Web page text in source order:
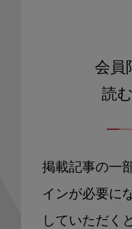
会員
読
掲載記事の一
インが必要に
していただく